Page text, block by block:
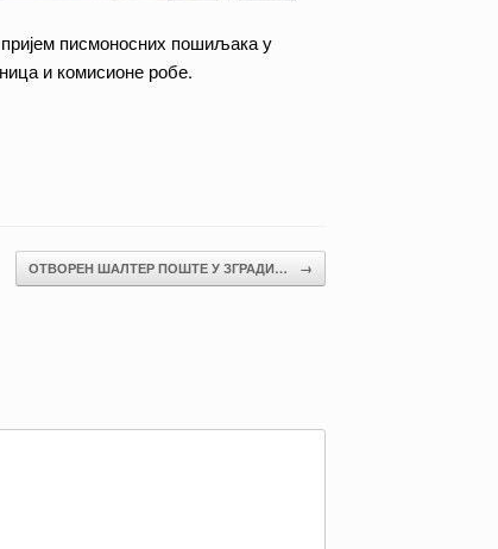
писмоносних пошиљака у
и комисионе робе.
ОТВОРЕН ШАЛТЕР ПОШТЕ У ЗГРАДИ… →